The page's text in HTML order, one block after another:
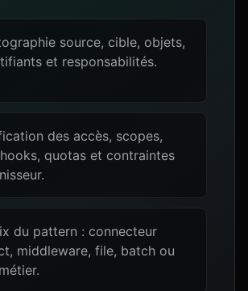
source, cible, objets,
et responsabilités.
des accès, scopes,
quotas et contraintes
du pattern : connecteur
middleware, file, batch ou